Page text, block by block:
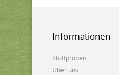
Informationen
Stoffproben
Über uns